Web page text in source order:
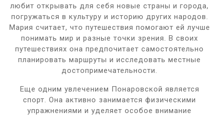
любит открывать для себя новые страны и города,
погружаться в культуру и историю других народов.
Мария считает, что путешествия помогают ей лучше
понимать мир и разные точки зрения. В своих
путешествиях она предпочитает самостоятельно
планировать маршруты и исследовать местные
достопримечательности.
Еще одним увлечением Понаровской является
спорт. Она активно занимается физическими
упражнениями и уделяет особое внимание